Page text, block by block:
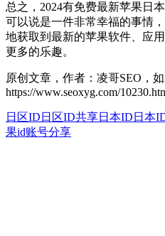
总之，2024有免费最新苹果日
可以说是一件非常幸福的事情
地获取到最新的苹果软件、应
更多的乐趣。
原创文章，作者：凌哥SEO，
https://www.seoxyg.com/
日区ID 日区ID共享日本ID 日本
果id账号分享